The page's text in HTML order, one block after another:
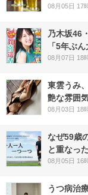
08月05日 17
乃木坂46
「5年ぶ
08月07日 18
東雲うみ
艶な雰囲
08月03日 18
なぜ59歳
と重なっ
08月05日 16
うつ病治